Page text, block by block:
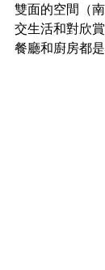
雙面的空間（
交生活和對欣
餐廳和廚房都是